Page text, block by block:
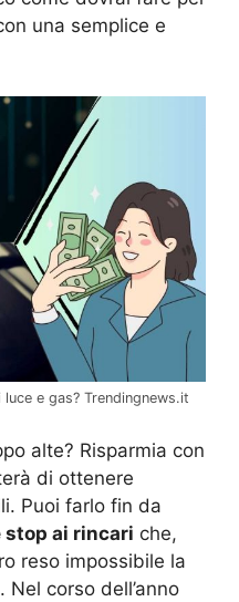
una semplice e
e gas? Trendingnews.it
alte? Risparmia con
di ottenere
Puoi farlo fin da
stop ai rincari che,
reso impossibile la
corso dell’anno